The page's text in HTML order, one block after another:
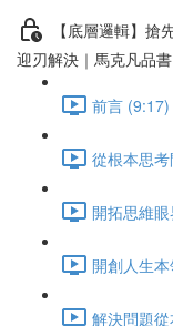
【底層邏輯】
迎刃解決｜馬克凡品書
前言 (9:17)
從根本思
開拓思維
開創人生
解決問題